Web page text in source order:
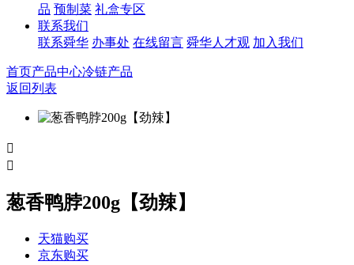
品 预制菜 礼盒专区
联系我们
联系舜华 办事处 在线留言 舜华人才观 加入我们
首页产品中心冷链产品
返回列表


葱香鸭脖200g【劲辣】
天猫购买
京东购买